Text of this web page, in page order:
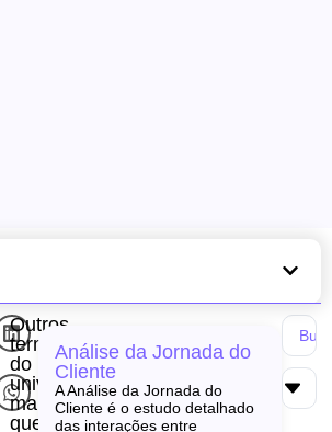
Outros
termos
do
universo
martech
que
Análise da Jornada do
Cliente
A Análise da Jornada do
Cliente é o estudo detalhado
das interações entre